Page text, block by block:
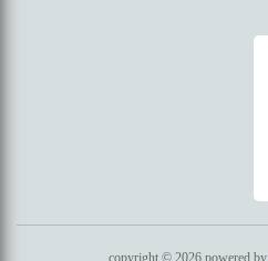
copyright © 2026 powered by